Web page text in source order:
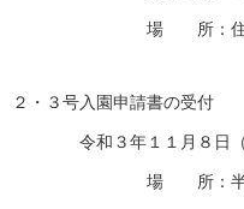
場 所：住吉こ
２・３号入園申請書の受付
令和３年１１月８日（月
場 所：半田